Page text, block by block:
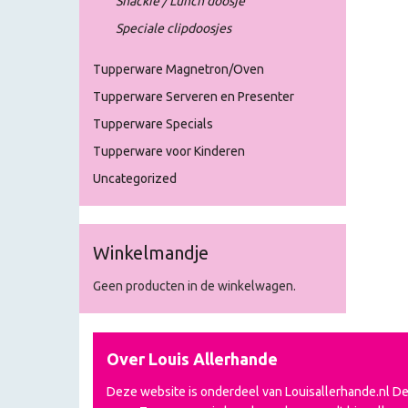
Speciale clipdoosjes
Tupperware Magnetron/Oven
Tupperware Serveren en Presenter
Tupperware Specials
Tupperware voor Kinderen
Uncategorized
Winkelmandje
Geen producten in de winkelwagen.
Over Louis Allerhande
Deze website is onderdeel van Louisallerhande.nl De